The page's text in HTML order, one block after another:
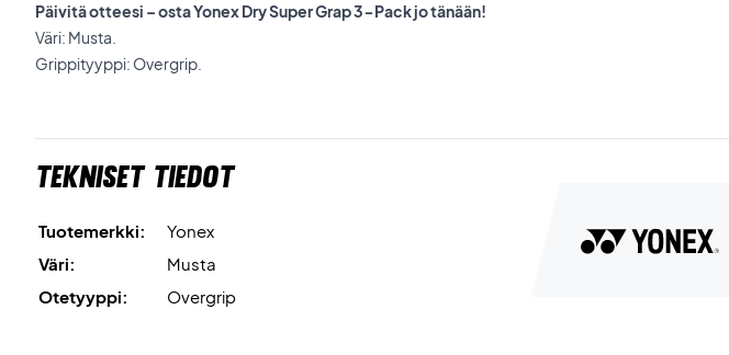
Päivitä otteesi – osta Yonex Dry Super Grap 3-Pack jo tänään!
Väri: Musta.
Grippityyppi: Overgrip.
Tekniset tiedot
Tuotemerkki:
Yonex
Väri:
Musta
Otetyyppi:
Overgrip